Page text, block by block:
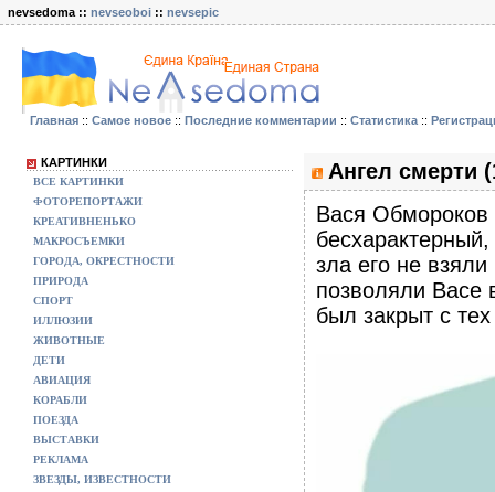
nevsedoma :: nevseoboi :: nevsepic
Главная :: Самое новое :: Последние комментарии :: Статистика ::
КАРТИНКИ
ВСЕ КАРТИНКИ
ФОТОРЕПОРТАЖИ
КРЕАТИВНЕНЬКО
МАКРОСЪЕМКИ
ГОРОДА, ОКРЕСТНОСТИ
ПРИРОДА
СПОРТ
ИЛЛЮЗИИ
ЖИВОТНЫЕ
ДЕТИ
АВИАЦИЯ
КОРАБЛИ
ПОЕЗДА
ВЫСТАВКИ
РЕКЛАМА
ЗВЕЗДЫ, ИЗВЕСТНОСТИ
Ангел смерти
Вася
зла его не
позволяли Васе
был закрыт с